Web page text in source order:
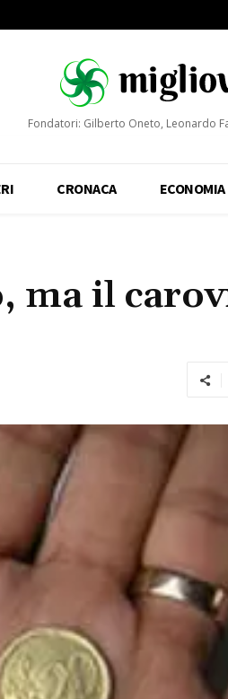
Fondatori: Gilberto Oneto, Leonardo
CRONACA ECONOMIA
ma il